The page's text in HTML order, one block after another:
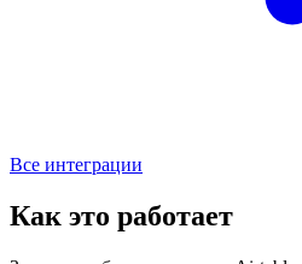
Все интеграции
Как это работает